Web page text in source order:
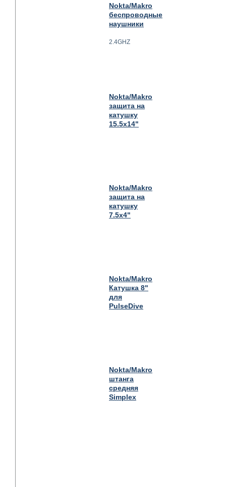
Nokta/Makro
беспроводные
наушники
2.4GHZ
Nokta/Makro
защита на
катушку
15.5x14"
Nokta/Makro
защита на
катушку
7.5x4"
Nokta/Makro
Катушка 8"
для
PulseDive
Nokta/Makro
штанга
средняя
Simplex